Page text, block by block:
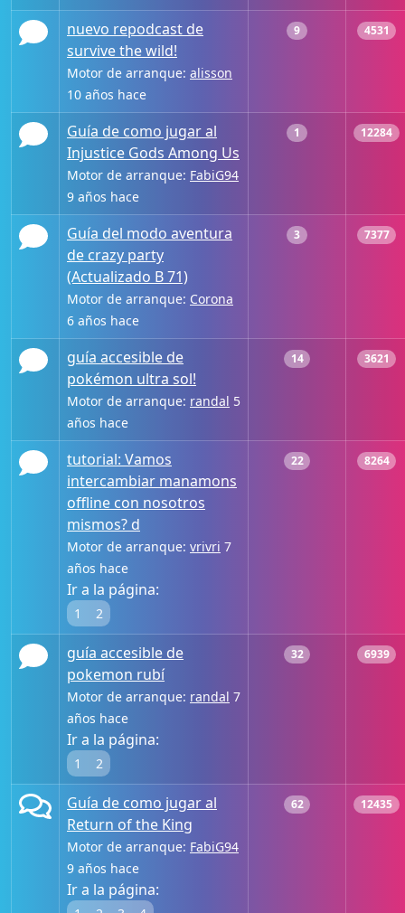
nuevo repodcast de
survive the wild!
Motor de arranque: alisson
10 años hace
9 4531
Guía de como jugar al
Injustice Gods Among Us
Motor de arranque: FabiG94
9 años hace
1 12284
Guía del modo aventura
de crazy party
(Actualizado B 71)
Motor de arranque: Corona
6 años hace
3 7377
guía accesible de
pokémon ultra sol!
Motor de arranque: randal 5
años hace
14 3621
tutorial: Vamos
intercambiar manamons
offline con nosotros
mismos? d
Motor de arranque: vrivri 7
años hace
Ir a la página:
1 2
22 8264
guía accesible de
pokemon rubí
Motor de arranque: randal 7
años hace
Ir a la página:
1 2
32 6939
Guía de como jugar al
Return of the King
Motor de arranque: FabiG94
9 años hace
Ir a la página:
62 12435